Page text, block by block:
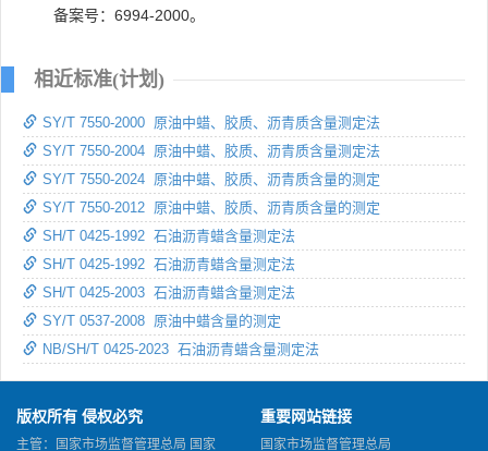
备案号：6994-2000。
相近标准(计划)
SY/T 7550-2000 原油中蜡、胶质、沥青质含量测定法
SY/T 7550-2004 原油中蜡、胶质、沥青质含量测定法
SY/T 7550-2024 原油中蜡、胶质、沥青质含量的测定
SY/T 7550-2012 原油中蜡、胶质、沥青质含量的测定
SH/T 0425-1992 石油沥青蜡含量测定法
SH/T 0425-1992 石油沥青蜡含量测定法
SH/T 0425-2003 石油沥青蜡含量测定法
SY/T 0537-2008 原油中蜡含量的测定
NB/SH/T 0425-2023 石油沥青蜡含量测定法
版权所有 侵权必究
主管：国家市场监督管理总局 国家
重要网站链接
国家市场监督管理总局